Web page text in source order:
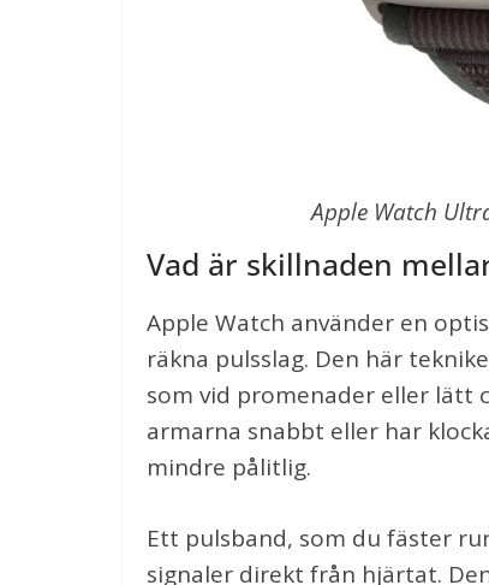
Apple Watch
Vad är skillnaden
Apple Watch använder en
räkna pulsslag. Den här
som vid promenader eller lätt
armarna snabbt eller har
mindre pålitlig.
Ett pulsband, som du fäster
signaler direkt från hjärtat.